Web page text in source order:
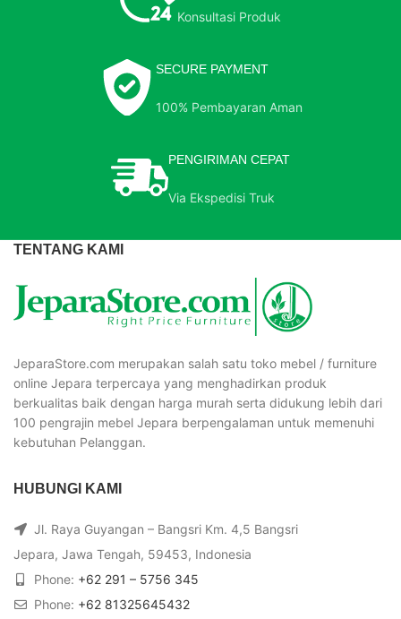
Konsultasi Produk
SECURE PAYMENT
100% Pembayaran Aman
PENGIRIMAN CEPAT
Via Ekspedisi Truk
TENTANG KAMI
JeparaStore.com merupakan salah satu toko mebel / furniture
online Jepara terpercaya yang menghadirkan produk
berkualitas baik dengan harga murah serta didukung lebih dari
100 pengrajin mebel Jepara berpengalaman untuk memenuhi
kebutuhan Pelanggan.
HUBUNGI KAMI
Jl. Raya Guyangan – Bangsri Km. 4,5 Bangsri
Jepara, Jawa Tengah, 59453, Indonesia
Phone: +62 291 – 5756 345
Phone: +62 81325645432